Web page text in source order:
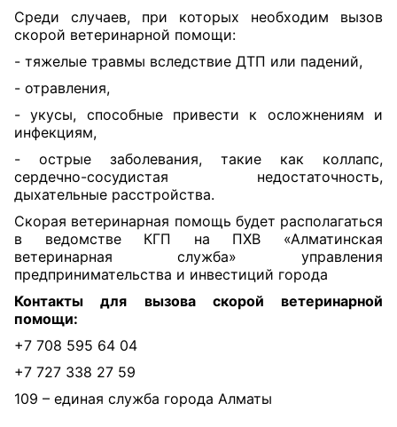
Среди случаев, при которых необходим вызов
скорой ветеринарной помощи:
- тяжелые травмы вследствие ДТП или падений,
- отравления,
- укусы, способные привести к осложнениям и
инфекциям,
- острые заболевания, такие как коллапс,
сердечно-сосудистая недостаточность,
дыхательные расстройства.
Скорая ветеринарная помощь будет располагаться
в ведомстве КГП на ПХВ «Алматинская
ветеринарная служба» управления
предпринимательства и инвестиций города
Контакты для вызова скорой ветеринарной
помощи:
+7 708 595 64 04
+7 727 338 27 59
109 – единая служба города Алматы